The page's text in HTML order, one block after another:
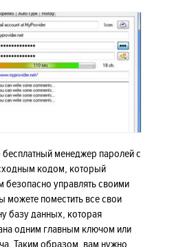
бесплатный менеджер паролей с
кодом, который
безопасно управлять своими
можете поместить все свои
базу данных, которая
одним главным ключом или